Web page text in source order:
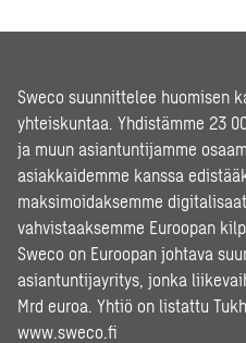
Sweco suunnittelee huomisen
yhteiskuntaa. Yhdistämme 23
ja muun asiantuntijamme
asiakkaidemme kanssa
maksimoidaksemme
vahvistaaksemme Euroopan
Sweco on Euroopan johtava
asiantuntijayritys, jonka
Mrd euroa. Yhtiö on listattu
www.sweco.fi